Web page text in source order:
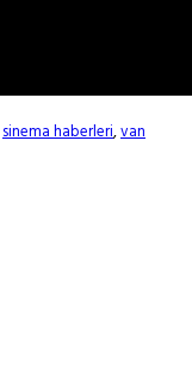
sinema haberleri,van